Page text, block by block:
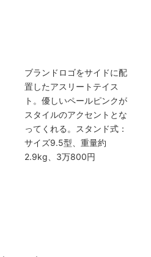
ブランドロゴをサイドに配
置したアスリートテイス
ト。優しいペールピンクが
スタイルのアクセントとな
ってくれる。スタンド式：
サイズ9.5型、重量約
2.9kg、3万800円